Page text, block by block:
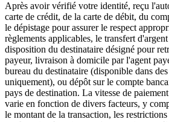
Après avoir vérifié votre identité, reçu
carte de crédit, de la carte de débit, du
le dépistage pour assurer le respect
règlements applicables, le transfert
disposition du destinataire désigné pour
payeur, livraison à domicile par l'agent
bureau du destinataire (disponible dans
uniquement), ou dépôt sur le compte
pays de destination. La vitesse de
varie en fonction de divers facteurs, y
le montant de la transaction, les